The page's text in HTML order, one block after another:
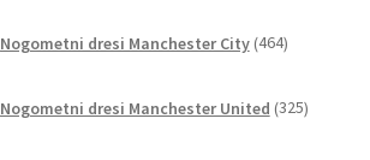
Nogometni dresi Manchester City 464izdelkov
Nogometni dresi Manchester United 325izdelkov